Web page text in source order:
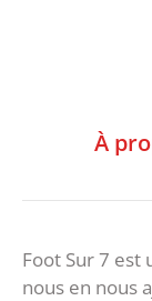
À
Foot Sur 7 est
nous en nous